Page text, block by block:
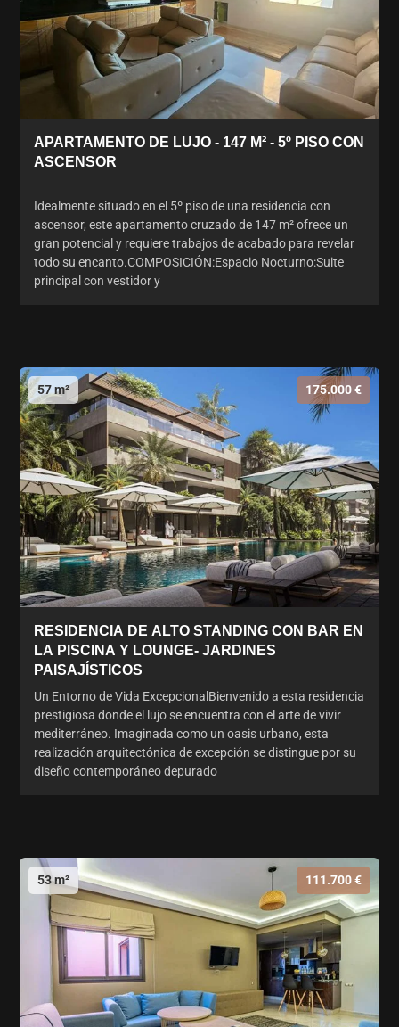
APARTAMENTO DE LUJO - 147 M² - 5º PISO CON
ASCENSOR
Idealmente situado en el 5º piso de una residencia con
ascensor, este apartamento cruzado de 147 m² ofrece un
gran potencial y requiere trabajos de acabado para revelar
todo su encanto.COMPOSICIÓN:Espacio Nocturno:Suite
principal con vestidor y
57 m² 175.000 €
RESIDENCIA DE ALTO STANDING CON BAR EN
LA PISCINA Y LOUNGE- JARDINES
PAISAJÍSTICOS
Un Entorno de Vida ExcepcionalBienvenido a esta residencia
prestigiosa donde el lujo se encuentra con el arte de vivir
mediterráneo. Imaginada como un oasis urbano, esta
realización arquitectónica de excepción se distingue por su
diseño contemporáneo depurado
53 m² 111.700 €